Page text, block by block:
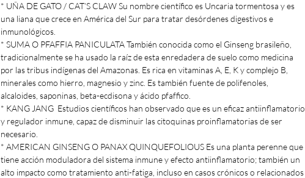
* UÑA DE GATO / CAT’S CLAW Su nombre científico es Uncaria tormentosa y es
una liana que crece en América del Sur para tratar desórdenes digestivos e
inmunológicos.
* SUMA O PFAFFIA PANICULATA También conocida como el Ginseng brasileño,
tradicionalmente se ha usado la raíz de esta enredadera de suelo como medicina
por las tribus indígenas del Amazonas. Es rica en vitaminas A, E, K y complejo B,
minerales como hierro, magnesio y zinc. Es también fuente de polifenoles,
alcaloides, saponinas, beta-ecdisona y ácido pfaffico.
* KANG JANG Estudios científicos han observado que es un eficaz antiinflamatorio
y regulador inmune, capaz de disminuir las citoquinas proinflamatorias de ser
necesario.
* AMERICAN GINSENG O PANAX QUINQUEFOLIOUS Es una planta perenne que
tiene acción moduladora del sistema inmune y efecto antiinflamatorio; también un
alto impacto como tratamiento anti-fatiga, incluso en casos crónicos o relacionados